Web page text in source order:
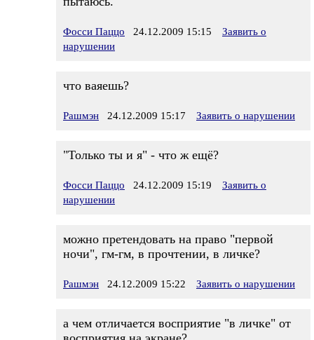
Фосси Паццо 24.12.2009 15:15
Заявить о
нарушении
что ваяешь?
Рашмэн 24.12.2009 15:17 Заявить о нарушении
"Только ты и я" - что ж ещё?
Фосси Паццо 24.12.2009 15:19
Заявить о
нарушении
можно претендовать на право "первой
ночи", гм-гм, в прочтении, в личке?
Рашмэн 24.12.2009 15:22 Заявить о нарушении
а чем отличается восприятие "в личке" от